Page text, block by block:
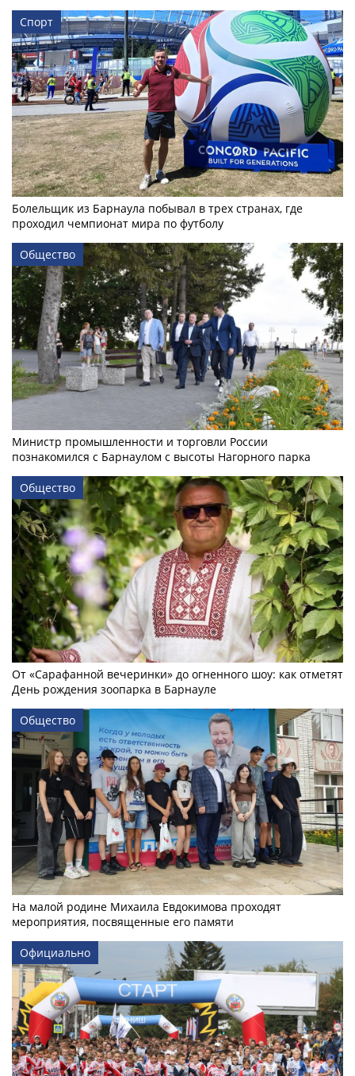
Спорт
Болельщик из Барнаула побывал в трех странах, где
проходил чемпионат мира по футболу
Общество
Министр промышленности и торговли России
познакомился с Барнаулом с высоты Нагорного парка
Общество
От «Сарафанной вечеринки» до огненного шоу: как отметят
День рождения зоопарка в Барнауле
Общество
На малой родине Михаила Евдокимова проходят
мероприятия, посвященные его памяти
Официально